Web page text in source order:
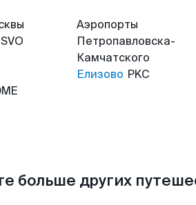
SVO
Аэропорты
Петропавловска-
Камчатского
Елизово PKC
больше других